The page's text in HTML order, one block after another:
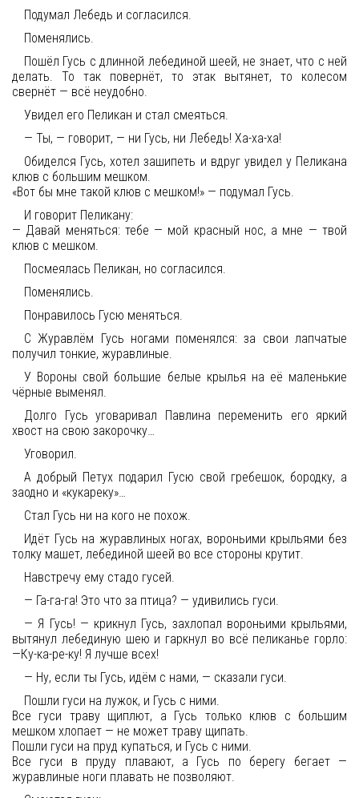
Подумал Лебедь и согласился.
Поменялись.
Пошёл Гусь с длинной лебединой шеей, не знает, что с ней
делать. То так повернёт, то этак вытянет, то колесом
свернёт — всё неудобно.
Увидел его Пеликан и стал смеяться.
— Ты, — говорит, — ни Гусь, ни Лебедь! Ха-ха-ха!
Обиделся Гусь, хотел зашипеть и вдруг увидел у Пеликана
клюв с большим мешком.
«Вот бы мне такой клюв с мешком!» — подумал Гусь.
И говорит Пеликану:
— Давай меняться: тебе — мой красный нос, а мне — твой
клюв с мешком.
Посмеялась Пеликан, но согласился.
Поменялись.
Понравилось Гусю меняться.
С Журавлём Гусь ногами поменялся: за свои лапчатые
получил тонкие, журавлиные.
У Вороны свой большие белые крылья на её маленькие
чёрные выменял.
Долго Гусь уговаривал Павлина переменить его яркий
хвост на свою закорочку…
Уговорил.
А добрый Петух подарил Гусю свой гребешок, бородку, а
заодно и «кукареку»…
Стал Гусь ни на кого не похож.
Идёт Гусь на журавлиных ногах, вороньими крыльями без
толку машет, лебединой шеей во все стороны крутит.
Навстречу ему стадо гусей.
— Га-га-га! Это что за птица? — удивились гуси.
— Я Гусь! — крикнул Гусь, захлопал вороньими крыльями,
вытянул лебединую шею и гаркнул во всё пеликанье горло:
—Ку-ка-ре-ку! Я лучше всех!
— Ну, если ты Гусь, идём с нами, — сказали гуси.
Пошли гуси на лужок, и Гусь с ними.
Все гуси траву щиплют, а Гусь только клюв с большим
мешком хлопает — не может траву щипать.
Пошли гуси на пруд купаться, и Гусь с ними.
Все гуси в пруду плавают, а Гусь по берегу бегает —
журавлиные ноги плавать не позволяют.